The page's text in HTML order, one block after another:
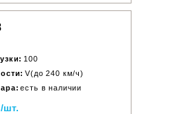
100
V(до 240 км/ч)
есть в наличии
шт.